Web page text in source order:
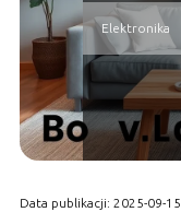
Elektronika
Data publikacji: 2025-09-15